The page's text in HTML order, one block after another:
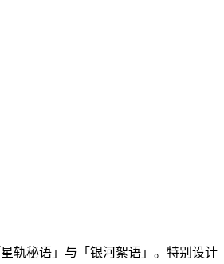
轨秘语」与「银河絮语」。特别设计